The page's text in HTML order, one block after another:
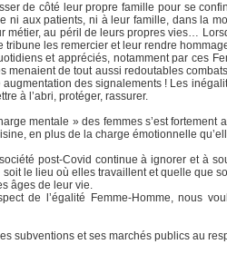
de côté leur propre famille pour se
ni aux patients, ni à leur famille, dans la
métier, au péril de leurs propres vies…
tribune les remercier et leur rendre
et appréciés, notamment par ces
menaient de tout aussi redoutables
des signalements ! Les
à l’abri, protéger, rassurer.
mentale » des femmes s’est
en plus de la charge émotionnelle
post-Covid continue à ignorer et à
le lieu où elles travaillent et quelle que
âges de leur vie.
de l’égalité Femme-Homme, nous
subventions et ses marchés publics au